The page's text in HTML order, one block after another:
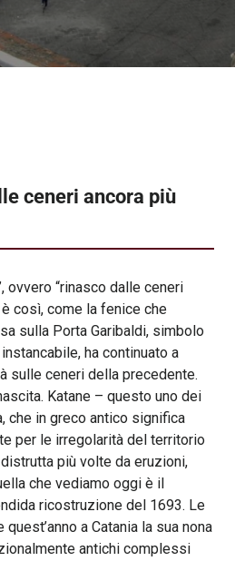
ceneri ancora più
ovvero “rinasco dalle ceneri
è così, come la fenice che
sulla Porta Garibaldi, simbolo
ha continuato a
sulle ceneri della precedente.
Katane – questo uno dei
che in greco antico significa
per le irregolarità del territorio
più volte da eruzioni,
che vediamo oggi è il
ricostruzione del 1693. Le
a Catania la sua nona
antichi complessi